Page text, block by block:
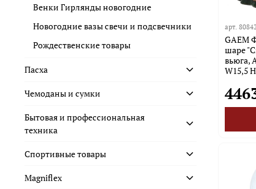
арт.
GAEM
шаре
вьюга,
W15,5
Венки Гирлянды новогодние
Новогодние вазы свечи и подсвечники
Рождественские товары
Пасха
Чемоданы и сумки
Бытовая и профессиональная
техника
Спортивные товары
Magniflex